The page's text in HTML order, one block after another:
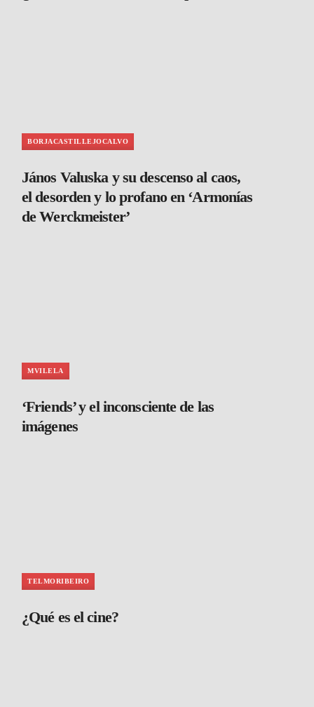
BORJACASTILLEJOCALVO
János Valuska y su descenso al caos,
el desorden y lo profano en ‘Armonías
de Werckmeister’
MVILELA
‘Friends’ y el inconsciente de las
imágenes
TELMORIBEIRO
¿Qué es el cine?